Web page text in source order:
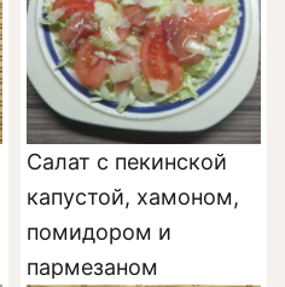
Салат с пекинской
капустой, хамоном,
помидором и
пармезаном